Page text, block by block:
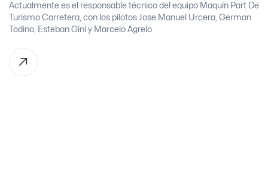
Actualmente es el responsable técnico del equipo Maquin Part De
Turismo Carretera, con los pilotos Jose Manuel Urcera, German
Todino, Esteban Gini y Marcelo Agrelo.